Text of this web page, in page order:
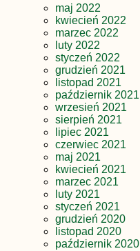
maj 2022
kwiecień 2022
marzec 2022
luty 2022
styczeń 2022
grudzień 2021
listopad 2021
październik 2021
wrzesień 2021
sierpień 2021
lipiec 2021
czerwiec 2021
maj 2021
kwiecień 2021
marzec 2021
luty 2021
styczeń 2021
grudzień 2020
listopad 2020
październik 2020